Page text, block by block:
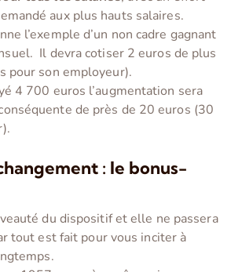
aux plus hauts salaires.
l’exemple d’un non cadre gagnant
Il devra cotiser 2 euros de plus
pour son employeur).
4 700 euros l’augmentation sera
de près de 20 euros (30
: le bonus-
du dispositif et elle ne passera
tout est fait pour vous inciter à